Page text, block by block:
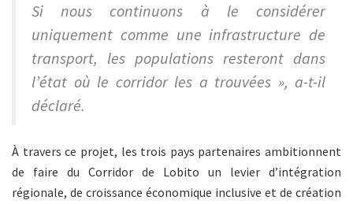
Si nous continuons à le considérer
uniquement comme une infrastructure de
transport, les populations resteront dans
l’état où le corridor les a trouvées », a-t-il
déclaré.
À travers ce projet, les trois pays partenaires ambitionnent
de faire du Corridor de Lobito un levier d’intégration
régionale, de croissance économique inclusive et de création